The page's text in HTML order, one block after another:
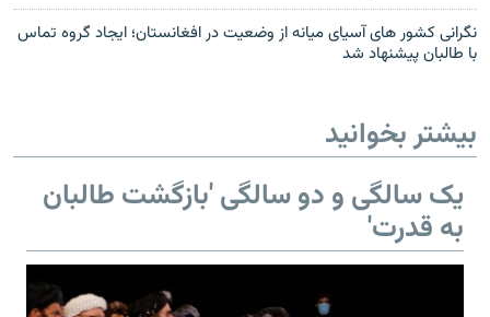
نگرانی کشور های آسیای میانه از وضعیت در افغانستان؛ ایجاد گروه تماس
با طالبان پیشنهاد شد
بیشتر بخوانید
یک سالگی و دو سالگی 'بازگشت طالبان
به قدرت'